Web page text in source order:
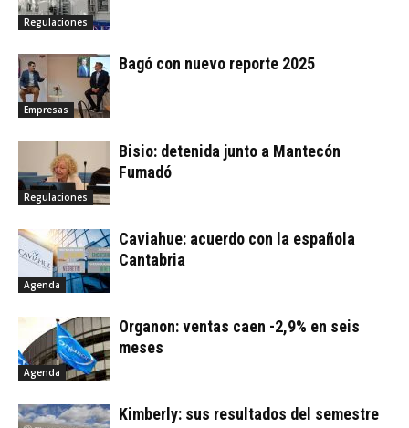
Regulaciones
Empresas
Bagó con nuevo reporte 2025
Regulaciones
Bisio: detenida junto a Mantecón
Fumadó
Agenda
Caviahue: acuerdo con la española
Cantabria
Agenda
Organon: ventas caen -2,9% en seis
meses
Kimberly: sus resultados del semestre